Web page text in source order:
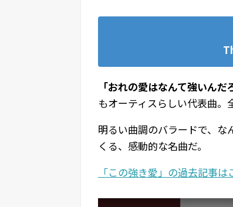
「おれの愛はなんて強いんだ
もオーティスらしい代表曲。
明るい曲調のバラードで、な
くる、感動的な名曲だ。
「この強き愛」の過去記事は